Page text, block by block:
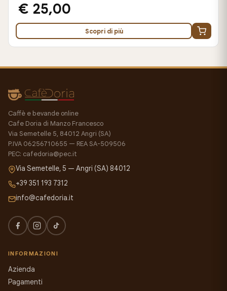
€ 25,00
Scopri di più
Caffè e bevande online
Cafe Doria di Manzo Francesco
Via Semetelle 5, 84012 Angri (SA)
P.IVA 06256710655 — REA SA-509506
PEC: cafedoria@pec.it
Via Semetelle, 5 — Angri (SA) 84012
+39 351 193 7312
info@cafedoria.it
INFORMAZIONI
Azienda
Pagamenti